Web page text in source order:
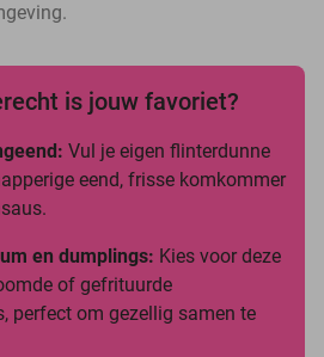
is jouw favoriet?
Vul je eigen flinterdunne
eend, frisse komkommer
en dumplings: Kies voor deze
of gefrituurde
perfect om gezellig samen te